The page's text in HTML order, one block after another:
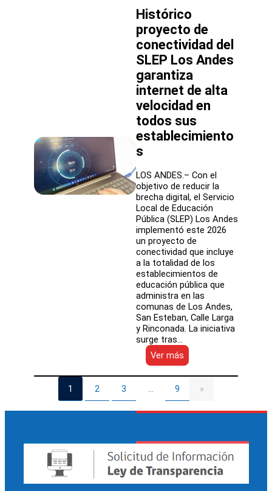
y
la
UPLA
fortalecerá
la
educativa
del
territorio
Histórico
proyecto de
conectividad del
SLEP Los Andes
garantiza
internet de alta
velocidad en
todos sus
establecimiento
s
LOS ANDES.– Con el
objetivo de reducir la
brecha digital, el Servicio
Local de Educación
Pública (SLEP) Los Andes
implementó este 2026
un proyecto de
conectividad que incluye
a la totalidad de los
establecimientos de
educación pública que
administra en las
comunas de Los Andes,
San Esteban, Calle Larga
y Rinconada. La iniciativa
surge tras…
Ver más
Histórico
proyecto
conectividad
del
Andes
garantiza
internet
de
alta
1 2 3 … 9 »